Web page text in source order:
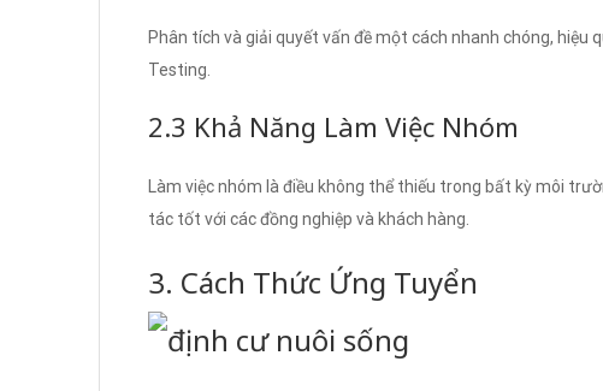
Phân tích và giải quyết vấn đề một cách nhanh chóng,
Testing.
2.3 Khả Năng Làm Việc Nhóm
Làm việc nhóm là điều không thể thiếu trong bất kỳ môi
tác tốt với các đồng nghiệp và khách hàng.
3. Cách Thức Ứng Tuyển